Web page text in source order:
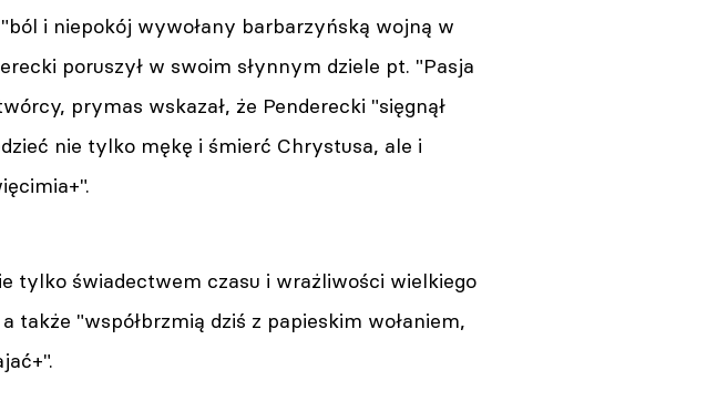
i niepokój wywołany barbarzyńską wojną w
poruszył w swoim słynnym dziele pt. "Pasja
prymas wskazał, że Penderecki "sięgnął
nie tylko mękę i śmierć Chrystusa, ale i
tylko świadectwem czasu i wrażliwości wielkiego
także "współbrzmią dziś z papieskim wołaniem,